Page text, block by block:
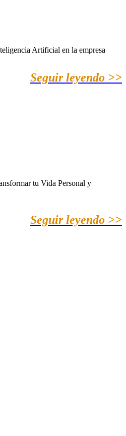
Artificial en la empresa
Seguir leyendo >>
tu Vida Personal y
Seguir leyendo >>